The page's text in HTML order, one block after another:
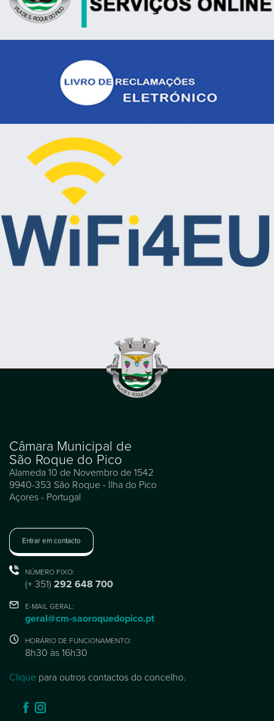
Câmara Municipal de
São Roque do Pico
Alameda 10 de Novembro de 1542
9940-353 São Roque - Ilha do Pico
Açores - Portugal
Entrar em contacto
NÚMERO FIXO:
(+ 351) 292 648 700
E-MAIL GERAL:
geral@cm-saoroquedopico.pt
HORÁRIO DE FUNCIONAMENTO:
8h30 às 16h30
Clique para outros contactos do concelho.